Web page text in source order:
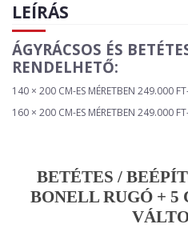
LEÍRÁS
ÁGYRÁCSOS ÉS
RENDELHETŐ:
140 × 200 CM-ES MÉRETBEN 249.000
160 × 200 CM-ES MÉRETBEN 249.000
BETÉTES /
BONELL RUGÓ + 5